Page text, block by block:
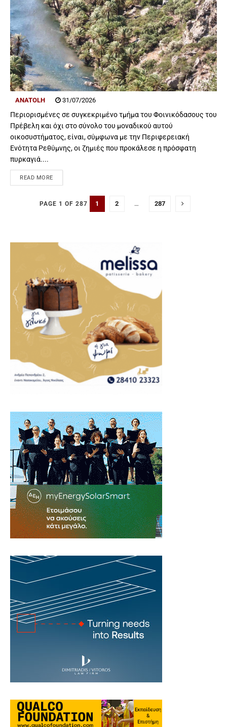
ANATOLH 31/07/2026
Περιορισμένες σε συγκεκριμένο τμήμα του Φοινικόδασους του
Πρέβελη και όχι στο σύνολο του μοναδικού αυτού
οικοσυστήματος, είναι, σύμφωνα με την Περιφερειακή
Ενότητα Ρεθύμνης, οι ζημιές που προκάλεσε η πρόσφατη
πυρκαγιά....
READ MORE
PAGE 1 OF 287 1 2 … 287